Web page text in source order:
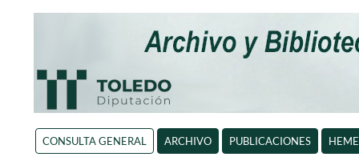
CONSULTA GENERAL ARCHIVO PUBLICACIONES